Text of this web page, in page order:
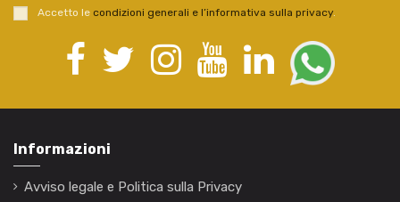
Accetto le condizioni generali e l’informativa sulla privacy.
Informazioni
Avviso legale e Politica sulla Privacy